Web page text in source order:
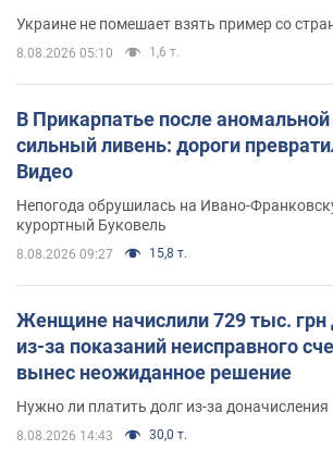
Украине не помешает взять пример со
8.08.2026 05:10 1,6 т.
В Прикарпатье после
сильный ливень: дороги
Видео
Непогода обрушилась на Ивано-
курортный Буковель
8.08.2026 09:27 15,8 т.
Женщине начислили 729 тыс. грн
из-за показаний неисправного
вынес неожиданное решение
Нужно ли платить долг из-за доначисления
8.08.2026 14:43 30,0 т.